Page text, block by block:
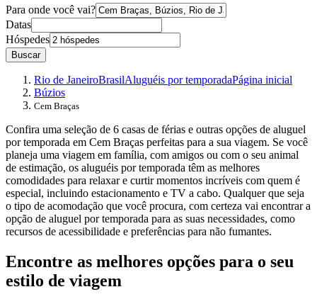
Para onde você vai?
Datas
Hóspedes
Buscar
Rio de JaneiroBrasilAluguéis por temporadaPágina inicial
Búzios
Cem Braças
Confira uma seleção de 6 casas de férias e outras opções de aluguel
por temporada em Cem Braças perfeitas para a sua viagem. Se você
planeja uma viagem em família, com amigos ou com o seu animal
de estimação, os aluguéis por temporada têm as melhores
comodidades para relaxar e curtir momentos incríveis com quem é
especial, incluindo estacionamento e TV a cabo. Qualquer que seja
o tipo de acomodação que você procura, com certeza vai encontrar a
opção de aluguel por temporada para as suas necessidades, como
recursos de acessibilidade e preferências para não fumantes.
Encontre as melhores opções para o seu
estilo de viagem